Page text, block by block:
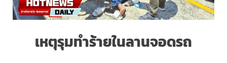
เหตุรุมทำร้ายในลานจอดรถ